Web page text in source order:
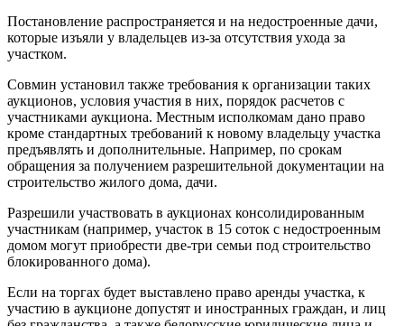
Постановление распространяется и на недостроенные дачи,
которые изъяли у владельцев из-за отсутствия ухода за
участком.
Совмин установил также требования к организации таких
аукционов, условия участия в них, порядок расчетов с
участниками аукциона. Местным исполкомам дано право
кроме стандартных требований к новому владельцу участка
предъявлять и дополнительные. Например, по срокам
обращения за получением разрешительной документации на
строительство жилого дома, дачи.
Разрешили участвовать в аукционах консолидированным
участникам (например, участок в 15 соток с недостроенным
домом могут приобрести две-три семьи под строительство
блокированного дома).
Если на торгах будет выставлено право аренды участка, к
участию в аукционе допустят и иностранных граждан, и лиц